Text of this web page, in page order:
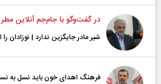
در گفت‌و‌گو با جام‌جم آنلاین
شیر مادر جایگزین ندارد | نوزادان
فرهنگ اهدای خون باید نسل به